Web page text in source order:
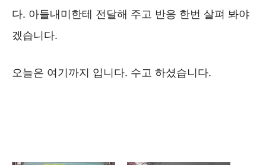
다. 아들내미한테 전달해 주고 반응 한번 살펴 봐야
겠습니다.
오늘은 여기까지 입니다. 수고 하셨습니다.